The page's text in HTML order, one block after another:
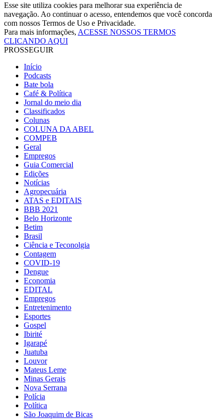
Esse site utiliza cookies para melhorar sua experiência de
navegação. Ao continuar o acesso, entendemos que você concorda
com nossos Termos de Uso e Privacidade.
Para mais informações, ACESSE NOSSOS TERMOS
CLICANDO AQUI
PROSSEGUIR
Início
Podcasts
Bate bola
Café & Política
Jornal do meio dia
Classificados
Colunas
COLUNA DA ABEL
COMPEB
Geral
Empregos
Guia Comercial
Edições
Notícias
Agropecuária
ATAS e EDITAIS
BBB 2021
Belo Horizonte
Betim
Brasil
Ciência e Teconolgia
Contagem
COVID-19
Dengue
Economia
EDITAL
Empregos
Entretenimento
Esportes
Gospel
Ibirité
Igarapé
Juatuba
Louvor
Mateus Leme
Minas Gerais
Nova Serrana
Polícia
Política
São Joaquim de Bicas